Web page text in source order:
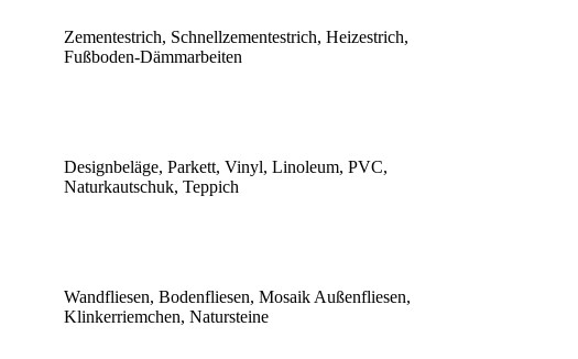
Zementestrich, Schnellzementestrich, Heizestrich,
Fußboden-Dämmarbeiten
Designbeläge, Parkett, Vinyl, Linoleum, PVC,
Naturkautschuk, Teppich
Wandfliesen, Bodenfliesen, Mosaik Außenfliesen,
Klinkerriemchen, Natursteine